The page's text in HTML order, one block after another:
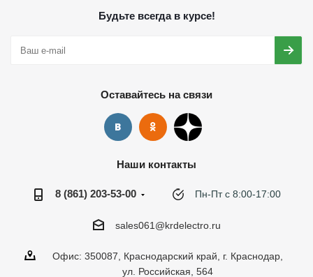
Будьте всегда в курсе!
Оставайтесь на связи
Наши контакты
8 (861) 203-53-00 Пн-Пт с 8:00-17:00
sales061@krdelectro.ru
Офис: 350087, Краснодарский край, г. Краснодар,
ул. Российская, 564